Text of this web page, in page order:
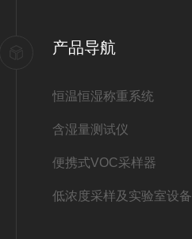
产品导航
恒温恒湿称重系统
含湿量测试仪
便携式VOC采样器
低浓度采样及实验室设备